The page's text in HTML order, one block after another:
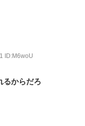
ID:M6woU
るからだろ